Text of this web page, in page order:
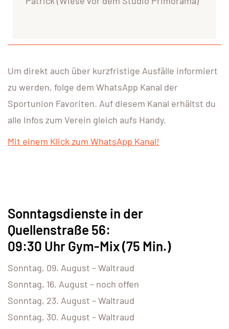
Um direkt auch über kurzfristige Ausfälle informiert
zu werden, folge dem WhatsApp Kanal der
Sportunion Favoriten. Auf diesem Kanal erhältst du
alle Infos zum Verein gleich aufs Handy.
Mit einem Klick zum WhatsApp Kanal!
Sonntagsdienste in der
Quellenstraße 56:
09:30 Uhr Gym-Mix (75 Min.)
Sonntag, 09. August – Waltraud
Sonntag, 16. August – noch offen
Sonntag, 23. August – Waltraud
Sonntag, 30. August – Waltraud